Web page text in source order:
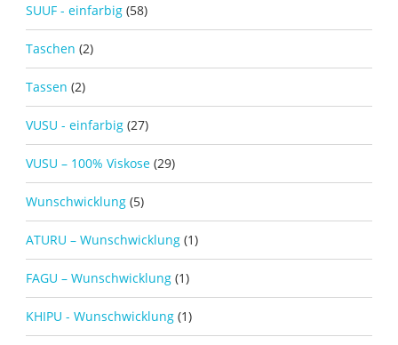
SUUF - einfarbig (58)
Taschen (2)
Tassen (2)
VUSU - einfarbig (27)
VUSU – 100% Viskose (29)
Wunschwicklung (5)
ATURU – Wunschwicklung (1)
FAGU – Wunschwicklung (1)
KHIPU - Wunschwicklung (1)